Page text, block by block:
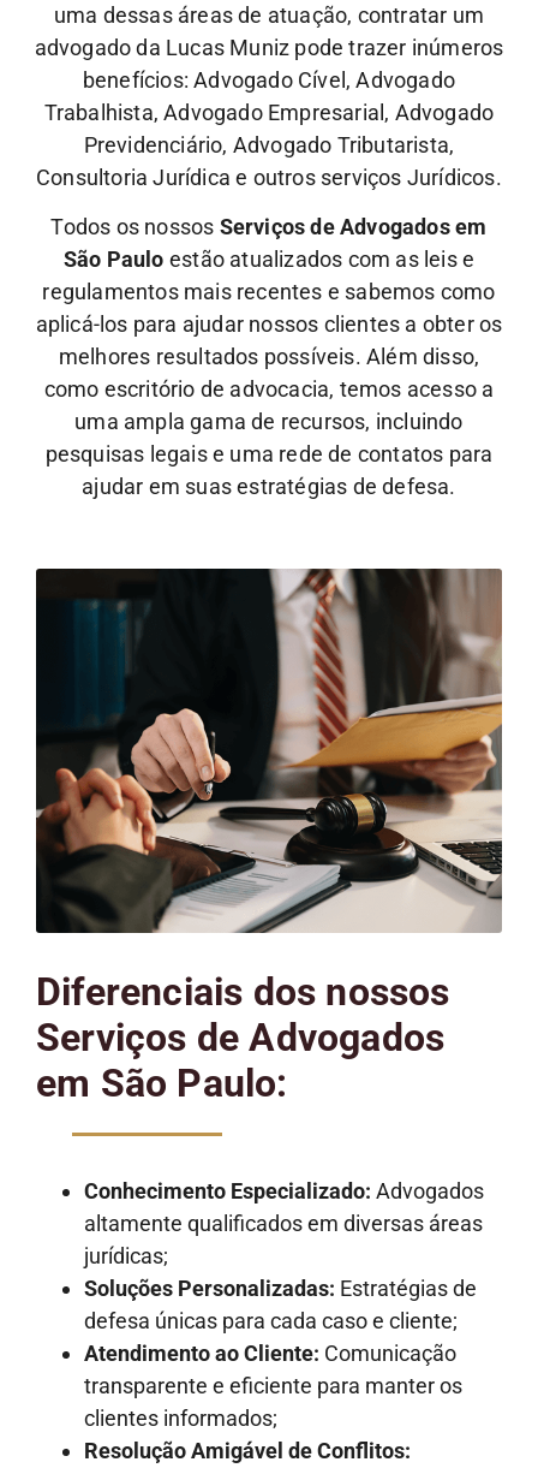
uma dessas áreas de atuação, contratar um
advogado da Lucas Muniz pode trazer inúmeros
benefícios: Advogado Cível, Advogado
Trabalhista, Advogado Empresarial, Advogado
Previdenciário, Advogado Tributarista,
Consultoria Jurídica e outros serviços Jurídicos.
Todos os nossos Serviços de Advogados em
São Paulo estão atualizados com as leis e
regulamentos mais recentes e sabemos como
aplicá-los para ajudar nossos clientes a obter os
melhores resultados possíveis. Além disso,
como escritório de advocacia, temos acesso a
uma ampla gama de recursos, incluindo
pesquisas legais e uma rede de contatos para
ajudar em suas estratégias de defesa.
Diferenciais dos nossos
Serviços de Advogados
em São Paulo:
Conhecimento Especializado: Advogados
altamente qualificados em diversas áreas
jurídicas;
Soluções Personalizadas: Estratégias de
defesa únicas para cada caso e cliente;
Atendimento ao Cliente: Comunicação
transparente e eficiente para manter os
clientes informados;
Resolução Amigável de Conflitos: